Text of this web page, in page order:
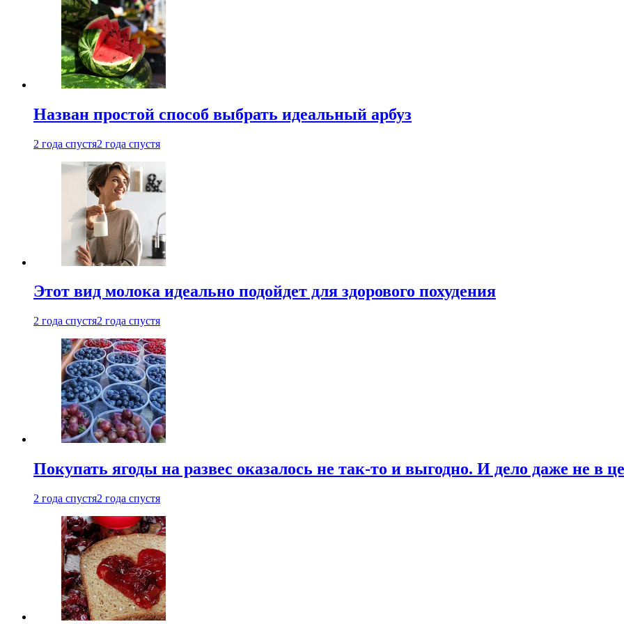
Назван простой способ выбрать идеальный арбуз
2 года спустя2 года спустя
Этот вид молока идеально подойдет для здорового похудения
2 года спустя2 года спустя
Покупать ягоды на развес оказалось не так-то и выгодно. И дело даже не в
2 года спустя2 года спустя